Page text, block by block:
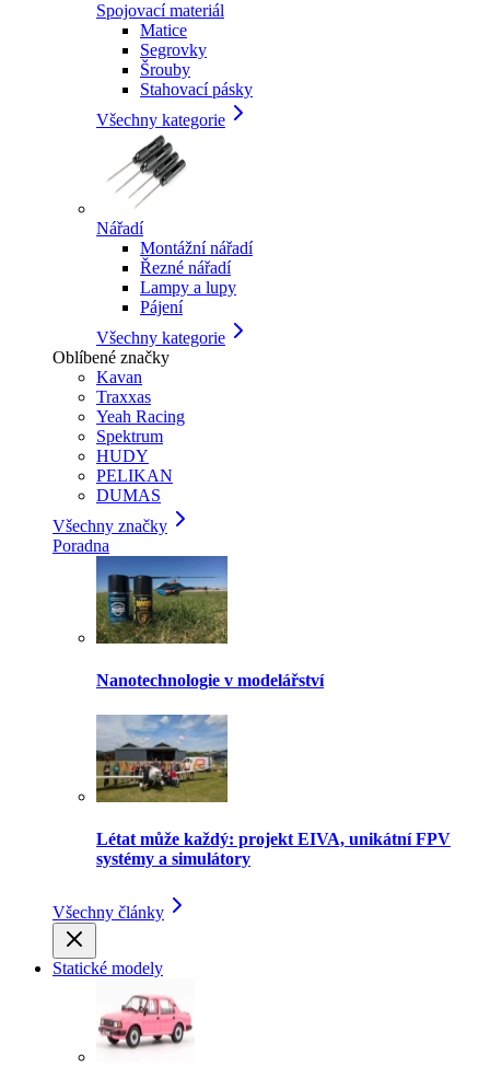
Spojovací materiál
Matice
Segrovky
Šrouby
Stahovací pásky
Všechny kategorie
Nářadí
Montážní nářadí
Řezné nářadí
Lampy a lupy
Pájení
Všechny kategorie
Oblíbené značky
Kavan
Traxxas
Yeah Racing
Spektrum
HUDY
PELIKAN
DUMAS
Všechny značky
Poradna
Nanotechnologie v modelářství
Létat může každý: projekt EIVA, unikátní FPV
systémy a simulátory
Všechny články
Statické modely